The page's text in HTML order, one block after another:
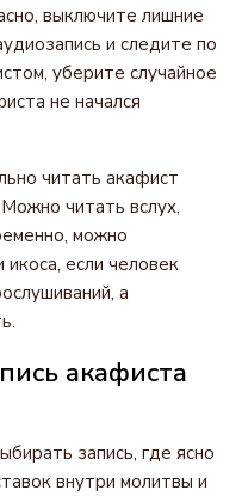
выключите лишние
и следите по
уберите случайное
не начался
читать акафист
читать вслух,
можно
икоса, если человек
а
акафиста
запись, где ясно
внутри молитвы и